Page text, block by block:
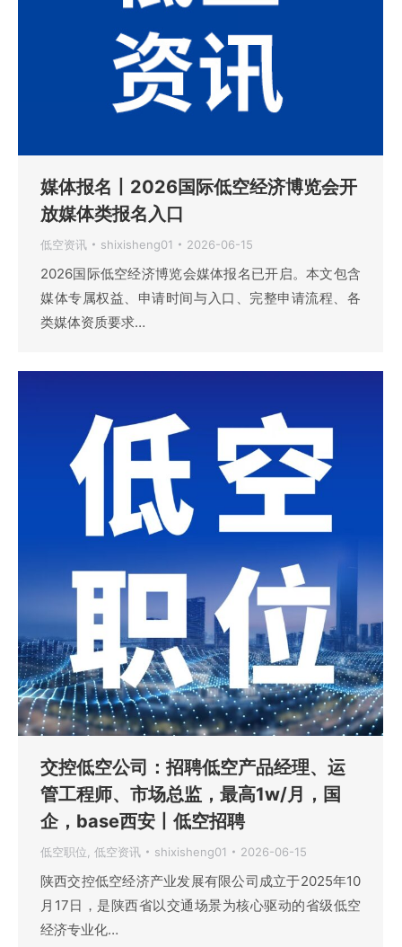
媒体报名丨2026国际低空经济博览会开
放媒体类报名入口
低空资讯 shixisheng01 2026-06-15
2026国际低空经济博览会媒体报名已开启。本文包含
媒体专属权益、申请时间与入口、完整申请流程、各
类媒体资质要求…
交控低空公司：招聘低空产品经理、运
管工程师、市场总监，最高1w/月，国
企，base西安丨低空招聘
低空职位, 低空资讯 shixisheng01 2026-06-15
陕西交控低空经济产业发展有限公司成立于2025年10
月17日，是陕西省以交通场景为核心驱动的省级低空
经济专业化…